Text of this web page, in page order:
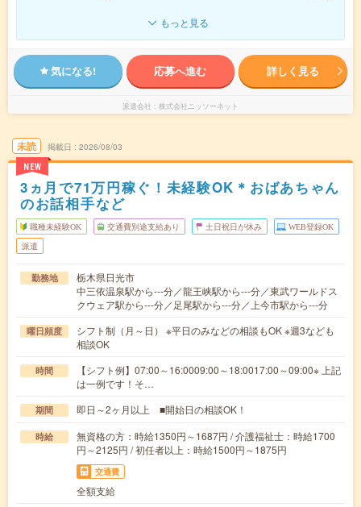
もっと見る
気になる! 応募へ進む 詳しく見る
派遣会社 株式会社ニッソーネット
未読
NEW
掲載日 2026/08/03
3ヵ月で71万円稼ぐ！未経験OK＊おばあちゃん
のお話相手など
職種未経験OK 交通費別途支給あり 土日祝日が休み WEB登録OK
派遣
勤務地
栃木県日光市
中三依温泉駅から---分／龍王峡駅から---分／東武ワールドス
クウェア駅から---分／足尾駅から---分／上今市駅から---分
曜日頻度
シフト制（月～日） ※平日のみなどの相談もOK ※週3なども
相談OK
時間
【シフト例】07:00～16:0009:00～18:0017:00～09:00※ 上記
は一例です！そ…
期間 即日～2ヶ月以上 ■開始日の相談OK！
時給
無資格の方：時給1350円～1687円 / 介護福祉士：時給1700
円～2125円 / 初任者以上：時給1500円～1875円
交通費
全額支給